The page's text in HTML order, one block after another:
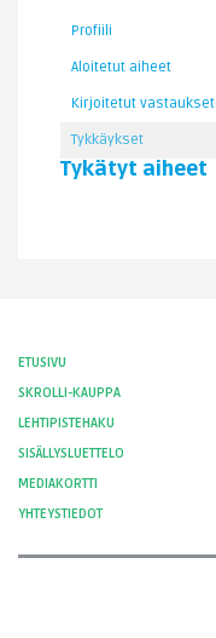
Profiili
Aloitetut aiheet
Kirjoitetut vastaukset
Tykkäykset
Tykätyt aiheet
ETUSIVU
SKROLLI-KAUPPA
LEHTIPISTEHAKU
SISÄLLYSLUETTELO
MEDIAKORTTI
YHTEYSTIEDOT